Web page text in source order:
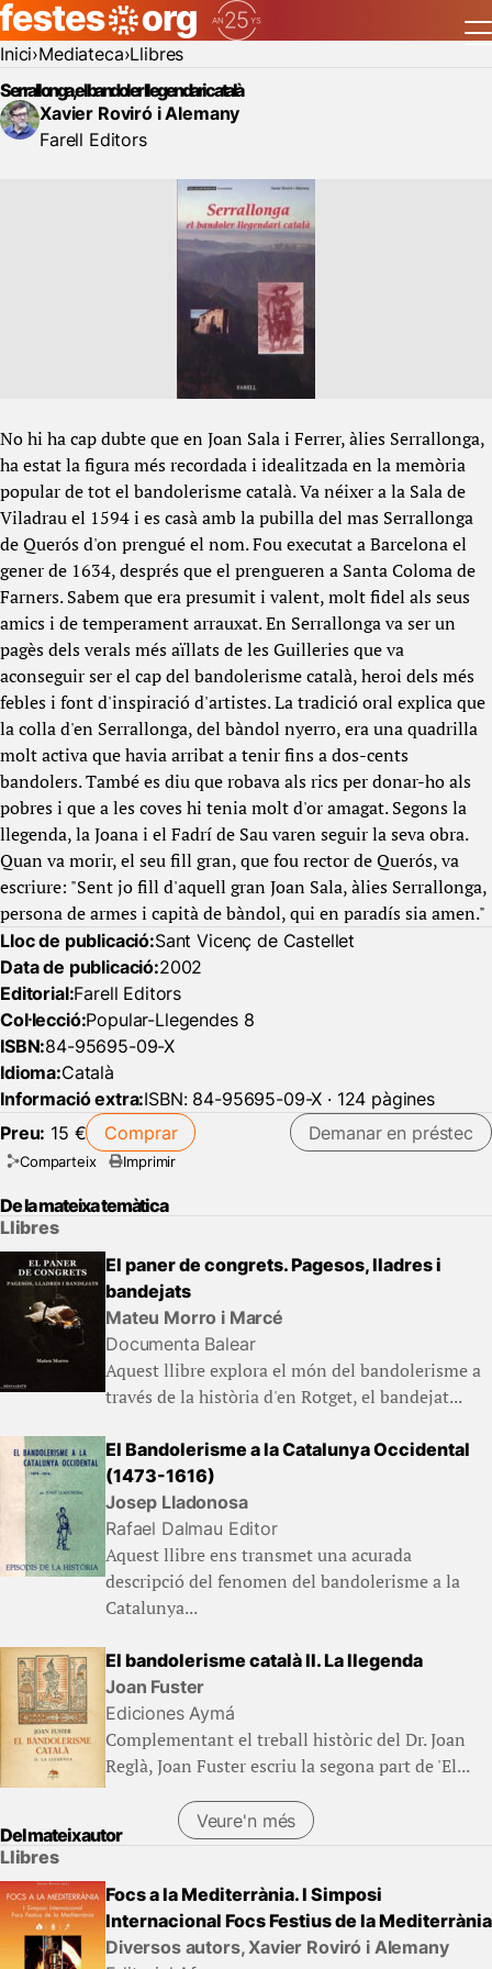
Inici Mediateca Llibres
Serrallonga, el bandoler llegendari català
Xavier Roviró i Alemany
Farell Editors
No hi ha cap dubte que en Joan Sala i Ferrer, àlies Serrallonga,
ha estat la figura més recordada i idealitzada en la memòria
popular de tot el bandolerisme català. Va néixer a la Sala de
Viladrau el 1594 i es casà amb la pubilla del mas Serrallonga
de Querós d'on prengué el nom. Fou executat a Barcelona el
gener de 1634, després que el prengueren a Santa Coloma de
Farners. Sabem que era presumit i valent, molt fidel als seus
amics i de temperament arrauxat. En Serrallonga va ser un
pagès dels verals més aïllats de les Guilleries que va
aconseguir ser el cap del bandolerisme català, heroi dels més
febles i font d'inspiració d'artistes. La tradició oral explica que
la colla d'en Serrallonga, del bàndol nyerro, era una quadrilla
molt activa que havia arribat a tenir fins a dos-cents
bandolers. També es diu que robava als rics per donar-ho als
pobres i que a les coves hi tenia molt d'or amagat. Segons la
llegenda, la Joana i el Fadrí de Sau varen seguir la seva obra.
Quan va morir, el seu fill gran, que fou rector de Querós, va
escriure: "Sent jo fill d'aquell gran Joan Sala, àlies Serrallonga,
persona de armes i capità de bàndol, qui en paradís sia amen."
Lloc de publicació:Sant Vicenç de Castellet
Data de publicació:2002
Editorial:Farell Editors
Col·lecció:Popular-Llegendes 8
ISBN:84-95695-09-X
Idioma:Català
Informació extra:ISBN: 84-95695-09-X · 124 pàgines
Preu: 15 € Comprar Demanar en préstec
Comparteix Imprimir
De la mateixa temàtica
Llibres
El paner de congrets. Pagesos, lladres i
bandejats
Mateu Morro i Marcé
Documenta Balear
Aquest llibre explora el món del bandolerisme a
través de la història d'en Rotget, el bandejat...
El Bandolerisme a la Catalunya Occidental
(1473-1616)
Josep Lladonosa
Rafael Dalmau Editor
Aquest llibre ens transmet una acurada
descripció del fenomen del bandolerisme a la
Catalunya...
El bandolerisme català II. La llegenda
Joan Fuster
Ediciones Aymá
Complementant el treball històric del Dr. Joan
Reglà, Joan Fuster escriu la segona part de 'El...
Veure'n més
Del mateix autor
Llibres
Focs a la Mediterrània. I Simposi
Internacional Focs Festius de la Mediterrània
Diversos autors, Xavier Roviró i Alemany